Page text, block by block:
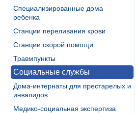
Специализированные дома
ребенка
Станции переливания крови
Станции скорой помощи
Травмпункты
Социальные службы
Дома-интернаты для престарелых и
инвалидов
Медико-социальная экспертиза